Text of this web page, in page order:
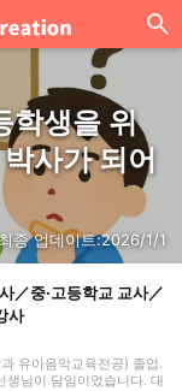
학생을 위
사가 되어
종 업데이트:2026/1/1
／중·고등학교 교사／
사
유아음악교육전공) 졸업.
생님이 담임이었습니다. 대